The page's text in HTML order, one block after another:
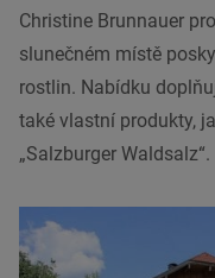
Christine Brunnauer
slunečném místě
rostlin. Nabídku
také vlastní produkty,
„Salzburger Waldsalz“.